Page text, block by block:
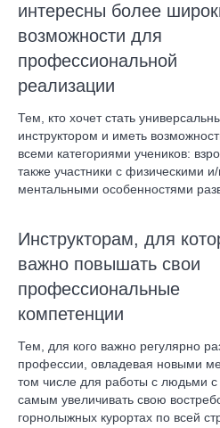
интересны более
возможности для
профессиональной
реализации
Тем, кто хочет стать
инструктором и иметь
всеми категориями учеников:
также участники с физическими
ментальными особенностями
Инструкторам, для
важно повышать свои
профессиональные
компетенции
Тем, для кого важно регулярно
профессии, овладевая новыми
том числе для работы с людьми
самым увеличивать свою
горнолыжных курортах по всей